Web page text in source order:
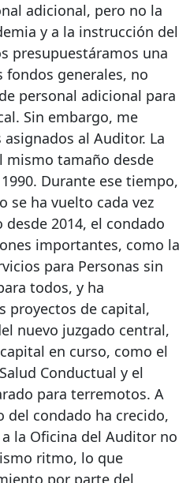
adicional, pero no la
y a la instrucción del
presupuestáramos una
fondos generales, no
personal adicional para
Sin embargo, me
al Auditor. La
mismo tamaño desde
Durante ese tiempo,
se ha vuelto cada vez
2014, el condado
importantes, como la
para Personas sin
todos, y ha
proyectos de capital,
nuevo juzgado central,
en curso, como el
Conductual y el
para terremotos. A
del condado ha crecido,
la Oficina del Auditor no
ritmo, lo que